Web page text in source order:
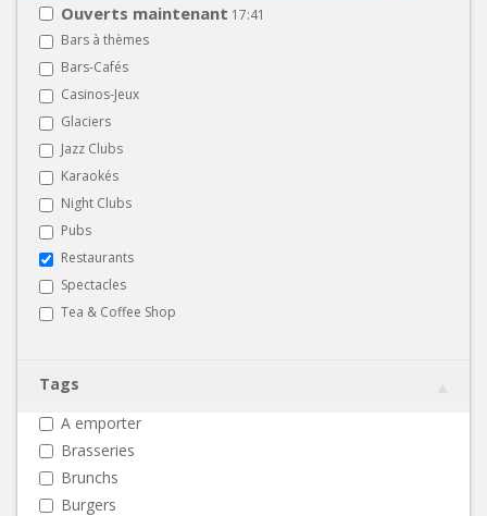
Ouverts maintenant 17:41
Bars à thèmes
Bars-Cafés
Casinos-Jeux
Glaciers
Jazz Clubs
Karaokés
Night Clubs
Pubs
Restaurants
Spectacles
Tea & Coffee Shop
Tags
A emporter
Brasseries
Brunchs
Burgers